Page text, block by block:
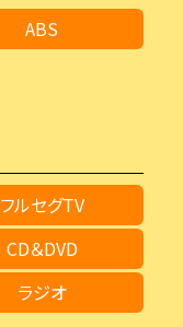
ABS
フルセグTV
CD＆DVD
ラジオ